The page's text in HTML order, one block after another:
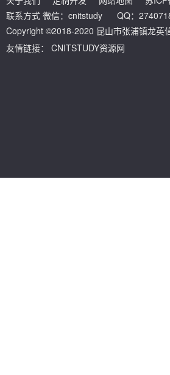
联系方式 微信：cnitstudy QQ：
Copyright ©2018-2020 昆山市张浦镇龙英
友情链接：
CNITSTUDY资源网